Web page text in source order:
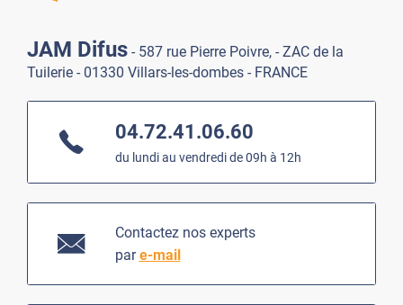
JAM Difus - 587 rue Pierre Poivre, - ZAC de la
Tuilerie - 01330 Villars-les-dombes - FRANCE
04.72.41.06.60
du lundi au vendredi de 09h à 12h
Contactez nos experts
pare-mail